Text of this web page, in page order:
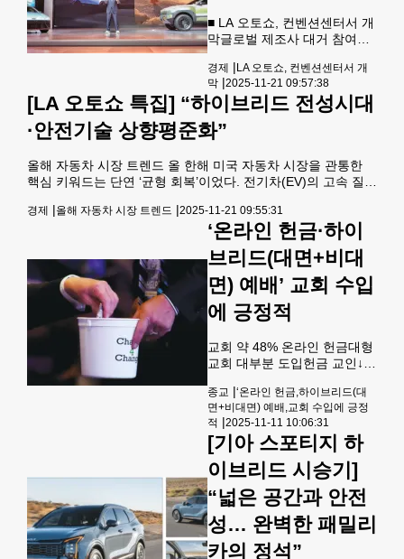
형 디스플레이 경험을 제공한
다고 밝혔다. 운전자는 스누피,
적용된 새로운 디스플레이 테
마를 통해 차량을
■ LA 오토쇼, 컨벤션센터서 개
막글로벌 제조사 대거 참여현
는‘2027년 텔루라이드’오늘부
터 10일간 일반 관람 글로벌
자동차 브랜드들의 격전장인
LA 오토쇼가 20일 LA 컨벤션
센터에서 막을 열었다. 현대차
성차 업체들부터 미국과 일본,
독일 등 내로라 하는 글로벌 업
내년도 자동차 시장의 트렌드
를 한눈에 읽을 수 있는 바로미
터와 같다. 미디어데이 행사로
진행된 이날은 세계 각지에서
몰려온 미디어와 유튜버들의
시선을 사로잡기 위한 완
경제 |LA 오토쇼, 컨벤션센터서 개
막 |2025-11-21 09:57:38
[LA 오토쇼 특집] “하이브리드 전성시대
·안전기술 상향평준화”
올해 자동차 시장 트렌드 올 한해 미국 자동차 시장을 관통한
핵심 키워드는 단연 ‘균형 회복’이었다. 전기차(EV)의 고속 질주
(PHEV)가 다시 전면으로 올라섰다. 동시에 첨단운전자보조시
스템(ADAS)은 특정 브랜드의 경쟁 장치가 아닌 자동차 산업 전
반의 ‘보편적 안전 인프라’로 자리 잡았다. 기술의 진화가 이제
차량 가격대나 세그먼트를 가리지 않고 소비자들에게 고르게
확산되며 본격적인 ‘상향 평준화 시대’를 열었다는 평가다. 올해
소비자들은 완벽한 EV대신 현실
경제 |올해 자동차 시장 트렌드 |2025-11-21 09:55:31
‘온라인 헌금·하이
브리드(대면+비대
면) 예배’ 교회 수입
에 긍정적
교회 약 48% 온라인 헌금대형
교회 대부분 도입헌금 교인↓ 1
이브리드 예배 방식을 도입한
교회의 헌금 수익이 상대적으
로 높다는 조사 결과가 나왔다.
[로이터] 재정난을 겪는 교회가
늘어나는 가운데, 온라인 헌금
과 하이브리드(대면+비대면)
예배 도입이 교회 수입 증대에
긍정적인 영향을 미친다는 조
사 결과가 나왔다. 종교 연구기
관‘Faith Communities
종교 |‘온라인 헌금,하이브리드(대
면+비대면) 예배,교회 수입에 긍정
적 |2025-11-11 10:06:31
[기아 스포티지 하
이브리드 시승기]
“넓은 공간과 안전
성… 완벽한 패밀리
카의 정석”